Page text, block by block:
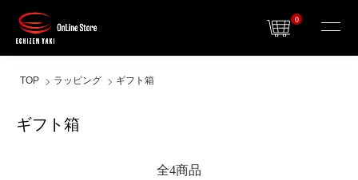
0
TOP ラッピング ギフト箱
ギフト箱
全4商品